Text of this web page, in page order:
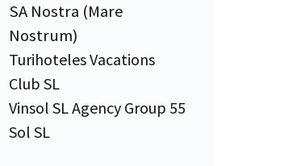
SA Nostra (Mare
Nostrum)
Turihoteles Vacations
Club SL
Vinsol SL Agency Group 55
Sol SL